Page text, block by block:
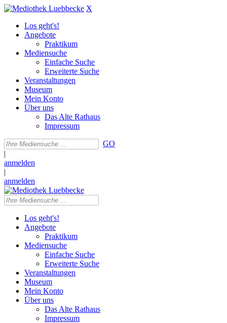
X
Los geht's!
Angebote
Praktikum
Mediensuche
Einfache Suche
Erweiterte Suche
Veranstaltungen
Museum
Mein Konto
Über uns
Das Alte Rathaus
Impressum
GO
|
anmelden
|
anmelden
Los geht's!
Angebote
Praktikum
Mediensuche
Einfache Suche
Erweiterte Suche
Veranstaltungen
Museum
Mein Konto
Über uns
Das Alte Rathaus
Impressum